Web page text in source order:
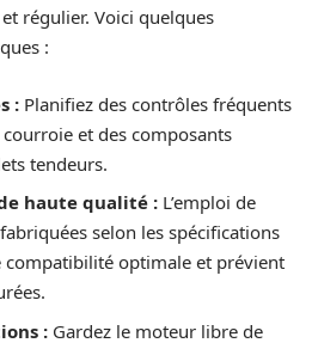
régulier. Voici quelques
:
: Planifiez des contrôles fréquents
et des composants
tendeurs.
haute qualité : L’emploi de
selon les spécifications
compatibilité optimale et prévient
: Gardez le moteur libre de